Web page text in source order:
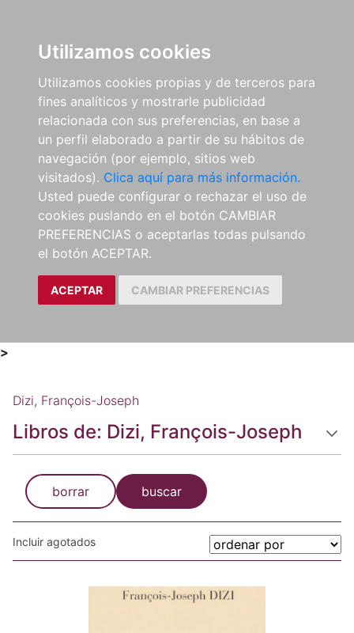
Utilizamos cookies
Utilizamos cookies propias y de terceros para
fines analíticos y mostrarle publicidad
relacionada con sus preferencias, en base a
un perfil elaborado a partir de su hábitos de
navegación (por ejemplo, sitios web
visitados). Clica aquí para más información.
Usted puede configurar o rechazar el uso de
cookies puslando en el botón CAMBIAR
PREFERENCIAS o aceptarlas todas pulsando
el botón ACEPTAR.
ACEPTAR CAMBIAR PREFERENCIAS
>
Dizi, François-Joseph
Libros de: Dizi, François-Joseph
borrar buscar
Incluir agotados